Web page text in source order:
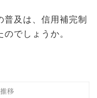
及は、信用補完制
でしょうか。